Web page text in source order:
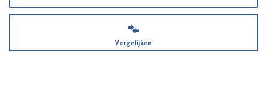
Vergelijken